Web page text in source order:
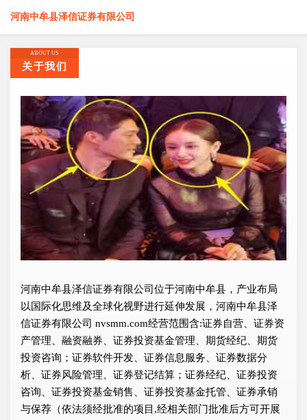
河南中牟县泽信证券有限公司
ABOUT US
关于我们
河南中牟县泽信证券有限公司位于河南中牟县，产业布局
以国际化思维及全球化视野进行延伸发展，河南中牟县泽
信证券有限公司 nvsmm.com经营范围含:证券自营、证券资
产管理、融资融券、证券投资基金管理、期货经纪、期货
投资咨询；证券软件开发、证券信息服务、证券数据分
析、证券风险管理、证券登记结算；证券经纪、证券投资
咨询、证券投资基金销售、证券投资基金托管、证券承销
与保荐（依法须经批准的项目,经相关部门批准后方可开展